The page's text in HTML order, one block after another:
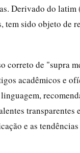
Derivado do
tem sido objeto de
correto de "supra
acadêmicos e
e as